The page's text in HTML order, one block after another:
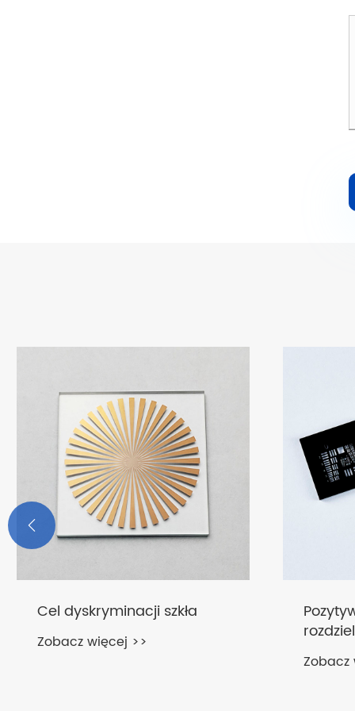
Cel dyskryminacji szkła
Zobacz więcej >>
Zobacz
